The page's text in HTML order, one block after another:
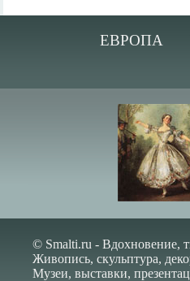
ЕВРОПА
© Smalti.ru - Вдохновение,
Живопись, скульптура,
Музеи, выставки,